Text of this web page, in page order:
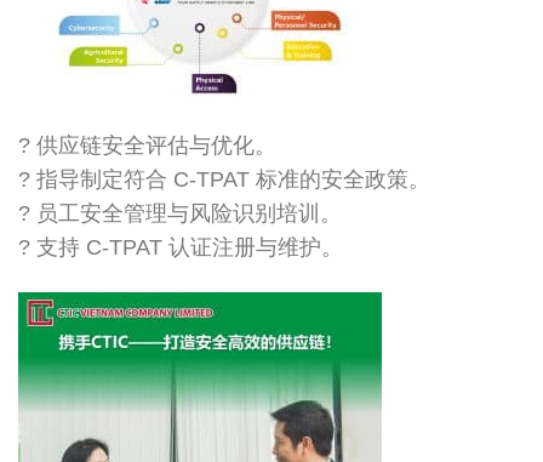
? 供应链安全评估与优化。
? 指导制定符合 C-TPAT 标准的安全政策。
? 员工安全管理与风险识别培训。
? 支持 C-TPAT 认证注册与维护。